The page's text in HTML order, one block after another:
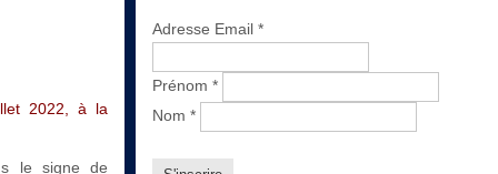
2022, à la
le signe de
Adresse Email *
Prénom *
Nom *